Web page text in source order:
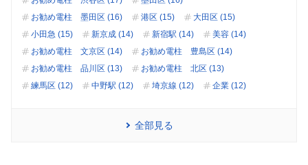
お勧め電柱 墨田区 (16)
港区 (15)
大田区 (15)
小田急 (15)
新京成 (14) 新宿駅 (14)
美容 (14)
お勧め電柱 文京区 (14)
お勧め電柱 豊島区 (14)
お勧め電柱 品川区 (13)
お勧め電柱 北区 (13)
練馬区 (12)
中野駅 (12) 埼京線 (12) 企業 (12)
全部見る